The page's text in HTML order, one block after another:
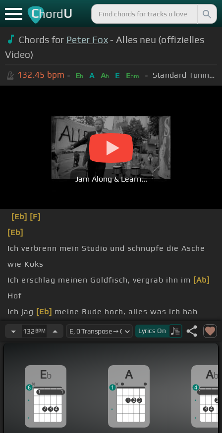
ChordU
Chords for Peter Fox- Alles neu (offizielles
Video)
132.45 bpm Eb A Ab E Ebm Standard Tuning (EADGBE)
Jam Along & Learn...
[Eb] [F]
[Eb]
Ich verbrenn mein Studio und schnupfe die Asche
wie Koks
Ich erschlag meinen Goldfisch, vergrab ihn im [Ab]
Hof
Ich jag [Eb] meine Bude hoch, alles was ich hab
lass ich los
Mein altes Leben schmeckt wie Labrigatou, brat
bin das Update Peter Fox 1.1
Ich will Abschäden feiern, doch mein Teich ist klein
132 BPM Lyrics On
Eb
1
2 3 4
1
1 1
6
A
1 2 3
1
Ab
1
3 4
2
1
4